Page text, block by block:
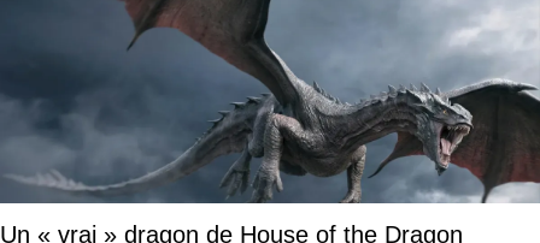
Un « vrai » dragon de House of the Dragon